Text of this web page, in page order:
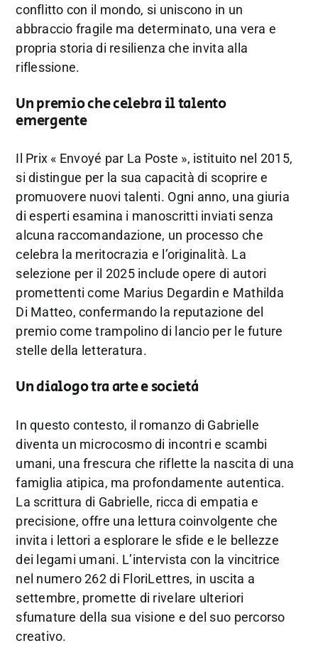
conflitto con il mondo, si uniscono in un
abbraccio fragile ma determinato, una vera e
propria storia di resilienza che invita alla
riflessione.
Un premio che celebra il talento
emergente
Il Prix « Envoyé par La Poste », istituito nel 2015,
si distingue per la sua capacità di scoprire e
promuovere nuovi talenti. Ogni anno, una giuria
di esperti esamina i manoscritti inviati senza
alcuna raccomandazione, un processo che
celebra la meritocrazia e l’originalità. La
selezione per il 2025 include opere di autori
promettenti come Marius Degardin e Mathilda
Di Matteo, confermando la reputazione del
premio come trampolino di lancio per le future
stelle della letteratura.
Un dialogo tra arte e società
In questo contesto, il romanzo di Gabrielle
diventa un microcosmo di incontri e scambi
umani, una frescura che riflette la nascita di una
famiglia atipica, ma profondamente autentica.
La scrittura di Gabrielle, ricca di empatia e
precisione, offre una lettura coinvolgente che
invita i lettori a esplorare le sfide e le bellezze
dei legami umani. L’intervista con la vincitrice
nel numero 262 di FloriLettres, in uscita a
settembre, promette di rivelare ulteriori
sfumature della sua visione e del suo percorso
creativo.